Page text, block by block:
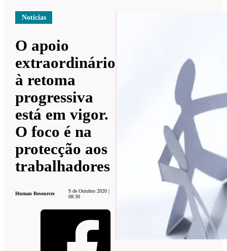
Notícias
O apoio
extraordinário
à retoma
progressiva
está em vigor.
O foco é na
protecção aos
trabalhadores
Human Resources
9 de Outubro 2020 |
08:30